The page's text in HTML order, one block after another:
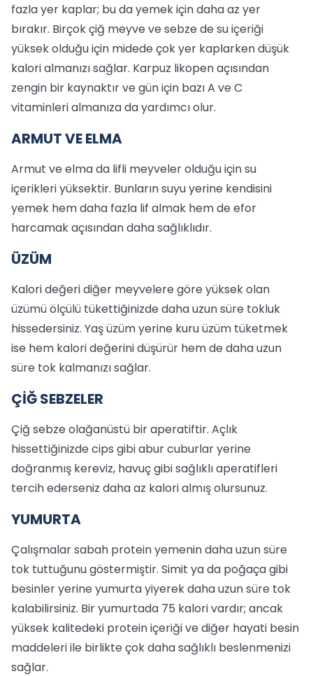
fazla yer kaplar; bu da yemek için daha az yer
bırakır. Birçok çiğ meyve ve sebze de su içeriği
yüksek olduğu için midede çok yer kaplarken düşük
kalori almanızı sağlar. Karpuz likopen açısından
zengin bir kaynaktır ve gün için bazı A ve C
vitaminleri almanıza da yardımcı olur.
ARMUT VE ELMA
Armut ve elma da lifli meyveler olduğu için su
içerikleri yüksektir. Bunların suyu yerine kendisini
yemek hem daha fazla lif almak hem de efor
harcamak açısından daha sağlıklıdır.
ÜZÜM
Kalori değeri diğer meyvelere göre yüksek olan
üzümü ölçülü tükettiğinizde daha uzun süre tokluk
hissedersiniz. Yaş üzüm yerine kuru üzüm tüketmek
ise hem kalori değerini düşürür hem de daha uzun
süre tok kalmanızı sağlar.
ÇİĞ SEBZELER
Çiğ sebze olağanüstü bir aperatiftir. Açlık
hissettiğinizde cips gibi abur cuburlar yerine
doğranmış kereviz, havuç gibi sağlıklı aperatifleri
tercih ederseniz daha az kalori almış olursunuz.
YUMURTA
Çalışmalar sabah protein yemenin daha uzun süre
tok tuttuğunu göstermiştir. Simit ya da poğaça gibi
besinler yerine yumurta yiyerek daha uzun süre tok
kalabilirsiniz. Bir yumurtada 75 kalori vardır; ancak
yüksek kalitedeki protein içeriği ve diğer hayati besin
maddeleri ile birlikte çok daha sağlıklı beslenmenizi
sağlar.